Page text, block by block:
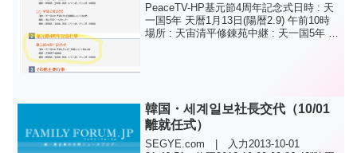
PeaceTV-HP基元節4周年記念式日時 : 天
一国5年 天暦1月13日(陽暦2.9) 午前10時
場所 : 天宙清平修錬苑中継 : 天一国5年 天
韓国・세계일보社長交代（10/01
離就任式）
SEGYE.com | 入力2013-10-01